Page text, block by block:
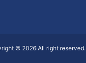
© 2026 All right reserved.